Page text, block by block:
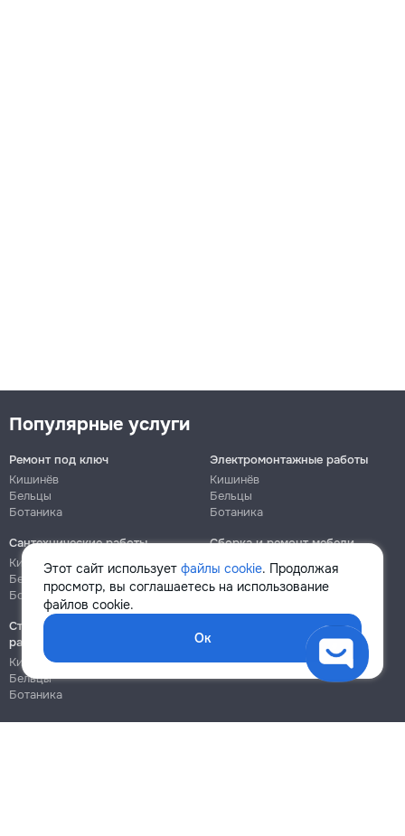
Этот сайт использует файлы cookie. Продолжая
просмотр, вы соглашаетесь на использование
файлов cookie.
Ок
Популярные услуги
Ремонт под ключ
Кишинёв
Бельцы
Ботаника
Электромонтажные работы
Кишинёв
Бельцы
Ботаника
Сантехнические работы
Кишинёв
Бельцы
Ботаника
Сборка и ремонт мебели
Кишинёв
Ботаника
Строительно-монтажные
работы
Кишинёв
Бельцы
Ботаника